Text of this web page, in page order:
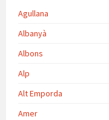
Agullana
Albanyà
Albons
Alp
Alt Emporda
Amer